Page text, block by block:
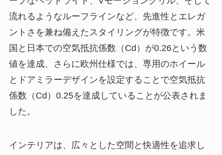
流れるようなルーフラインなど、先進性とエレガ
ントさを兼ね備えたスタイリングが特徴です。米
国と日本での空気抵抗係数（Cd）が0.26という数
値を達成、さらに欧州仕様では、専用のホイール
とドアミラーデザインを設定することで空気抵抗
係数（Cd）0.25を達成していることが公表されま
した。
インテリアは、広々とした空間と快適性を追求し